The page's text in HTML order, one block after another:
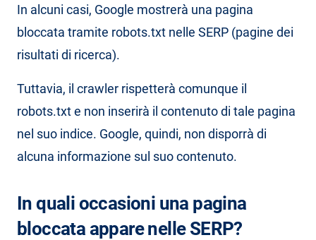
In alcuni casi, Google mostrerà una pagina
bloccata tramite robots.txt nelle SERP (pagine dei
risultati di ricerca).
Tuttavia, il crawler rispetterà comunque il
robots.txt e non inserirà il contenuto di tale pagina
nel suo indice. Google, quindi, non disporrà di
alcuna informazione sul suo contenuto.
In quali occasioni una pagina
bloccata appare nelle SERP?